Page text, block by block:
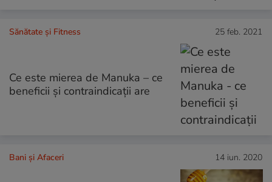
Sănătate și Fitness 25 feb. 2021
Ce este mierea de Manuka – ce
beneficii și contraindicații are
Bani și Afaceri 14 iun. 2020